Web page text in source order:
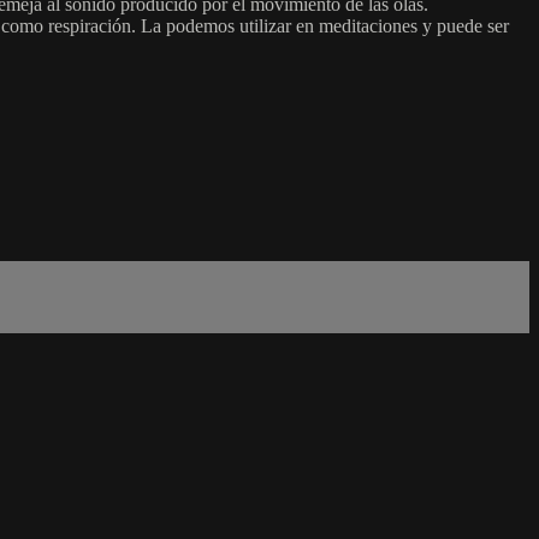
al sonido producido por el movimiento de las olas.
respiración. La podemos utilizar en meditaciones y puede ser